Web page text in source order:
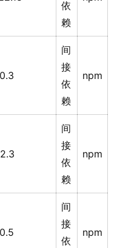
依
赖
间
接
依
赖
npm
间
接
依
赖
npm
间
接
依
npm